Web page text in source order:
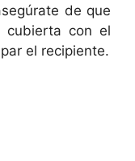
de que
con el
el recipiente.